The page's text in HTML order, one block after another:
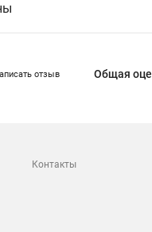
отзыв Общая
Контакты